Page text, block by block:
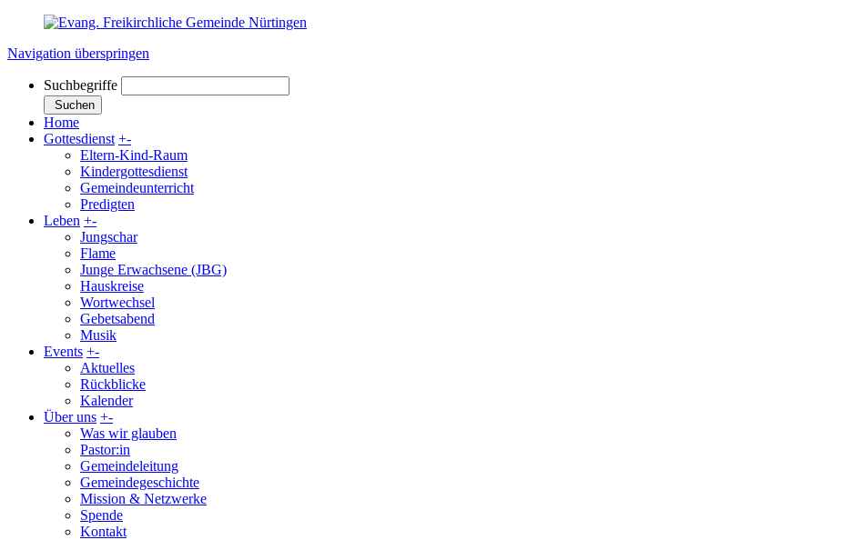
Navigation überspringen
Suchbegriffe
Suchen
Home
Gottesdienst +-
Eltern-Kind-Raum
Kindergottesdienst
Gemeindeunterricht
Predigten
Leben +-
Jungschar
Flame
Junge Erwachsene (JBG)
Hauskreise
Wortwechsel
Gebetsabend
Musik
Events +-
Aktuelles
Rückblicke
Kalender
Über uns +-
Was wir glauben
Pastor:in
Gemeindeleitung
Gemeindegeschichte
Mission & Netzwerke
Spende
Kontakt